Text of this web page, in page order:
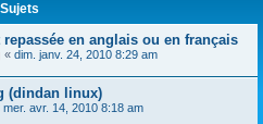
Sujets
en anglais ou en français
« dim. janv. 24, 2010 8:29 am
(dindan linux)
mer. avr. 14, 2010 8:18 am